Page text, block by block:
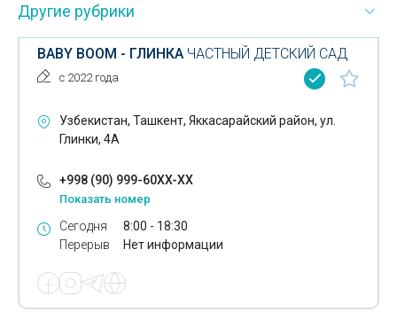
Другие рубрики
BABY BOOM - ГЛИНКА ЧАСТНЫЙ ДЕТСКИЙ САД
с 2022 года
Узбекистан, Ташкент, Яккасарайский район, ул.
Глинки, 4А
+998 (90) 999-60XX-XX
Показать номер
Сегодня
Перерыв
8:00 - 18:30
Нет информации